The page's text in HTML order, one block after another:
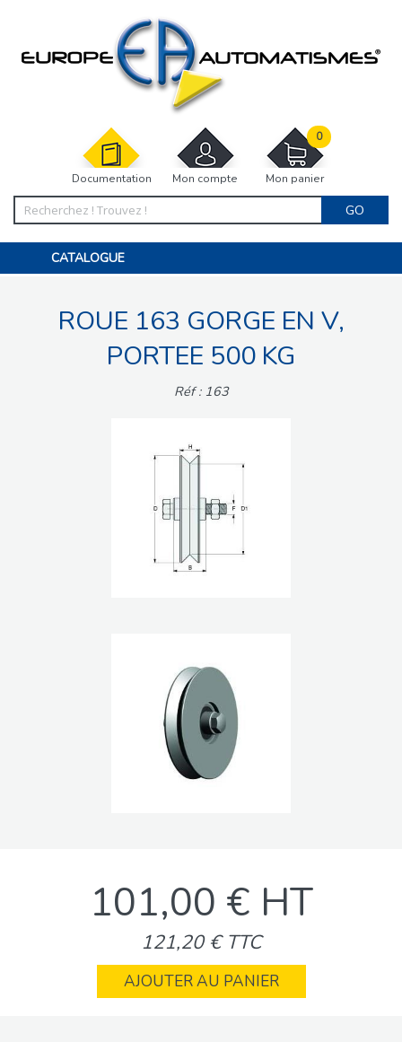
Documentation Mon compte Mon panier
0
GO
CATALOGUE
MOTORISATIONS
ACCESSOIRES ET ELECTRONIQUES
INTERPHONES VISIOPHONES
ROUE 163 GORGE EN V,
PORTEE 500 KG
Réf : 163
101,00 € HT
121,20 € TTC
AJOUTER AU PANIER